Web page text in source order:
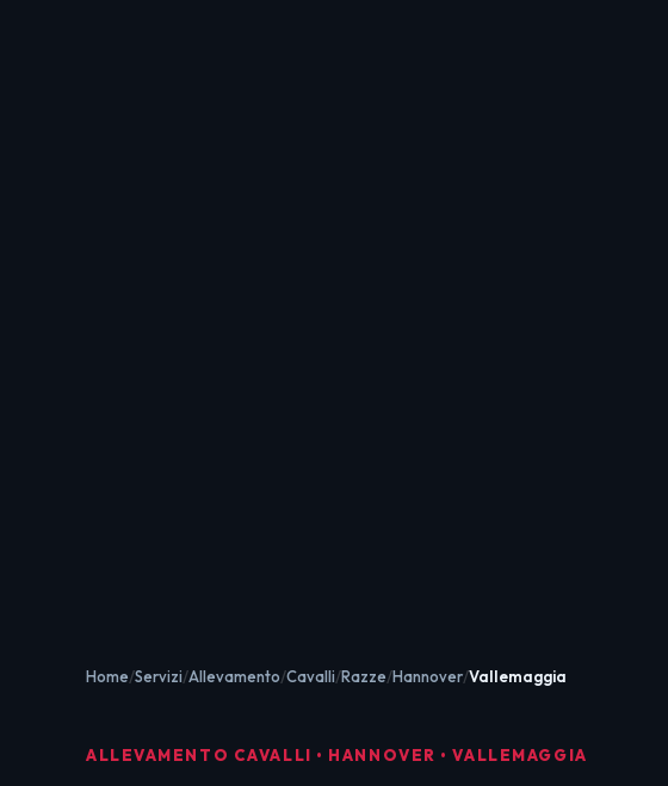
Home Servizi Allevamento Cavalli Razze Hannover Vallemaggia
ALLEVAMENTO CAVALLI • HANNOVER • VALLEMAGGIA